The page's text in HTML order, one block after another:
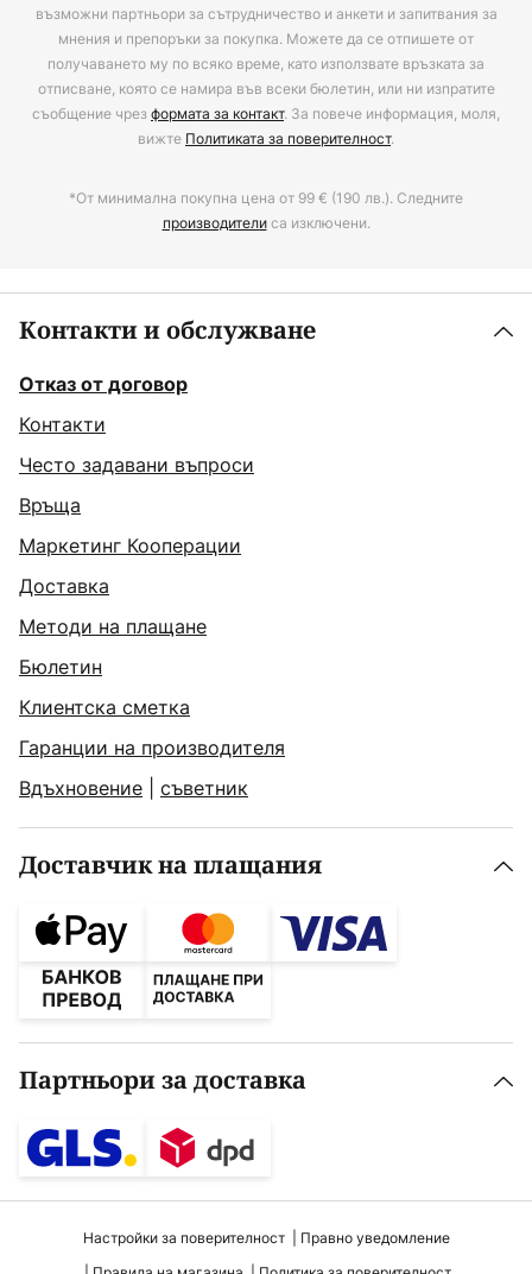
възможни партньори за сътрудничество и анкети и запитвания за
мнения и препоръки за покупка. Можете да се отпишете от
получаването му по всяко време, като използвате връзката за
отписване, която се намира във всеки бюлетин, или ни изпратите
съобщение чрезформата за контакт. За повече информация, моля,
вижте Политиката за поверителност.
*От минимална покупна цена от 99 € (190 лв.). Следните
производителиса изключени.
Контакти и обслужване
Отказ от договор
Контакти
Често задавани въпроси
Връща
Маркетинг Кооперации
Доставка
Методи на плащане
Бюлетин
Клиентска сметка
Гаранции на производителя
Вдъхновение
съветник
Доставчик на плащания
Партньори за доставка
Настройки за поверителност
Правно уведомление